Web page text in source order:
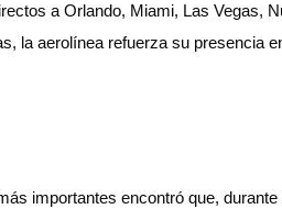
a Orlando, Miami, Las Vegas,
aerolínea refuerza su presencia
importantes encontró que,